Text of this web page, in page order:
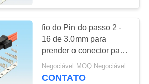
fêmea do
22
fio do Pin do passo 2 -
16 de 3.0mm para
prender o conector para
o gravador de vídeo
traseiro de DVR
Negociável MOQ:Negociável
CONTATO